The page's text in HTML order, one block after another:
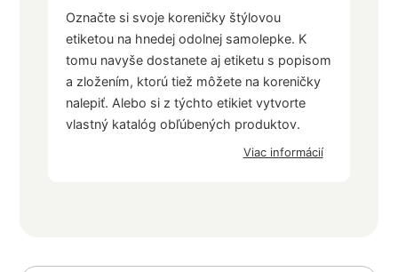
Označte si svoje koreničky štýlovou
etiketou na hnedej odolnej samolepke. K
tomu navyše dostanete aj etiketu s popisom
a zložením, ktorú tiež môžete na koreničky
nalepiť. Alebo si z týchto etikiet vytvorte
vlastný katalóg obľúbených produktov.
Viac informácií